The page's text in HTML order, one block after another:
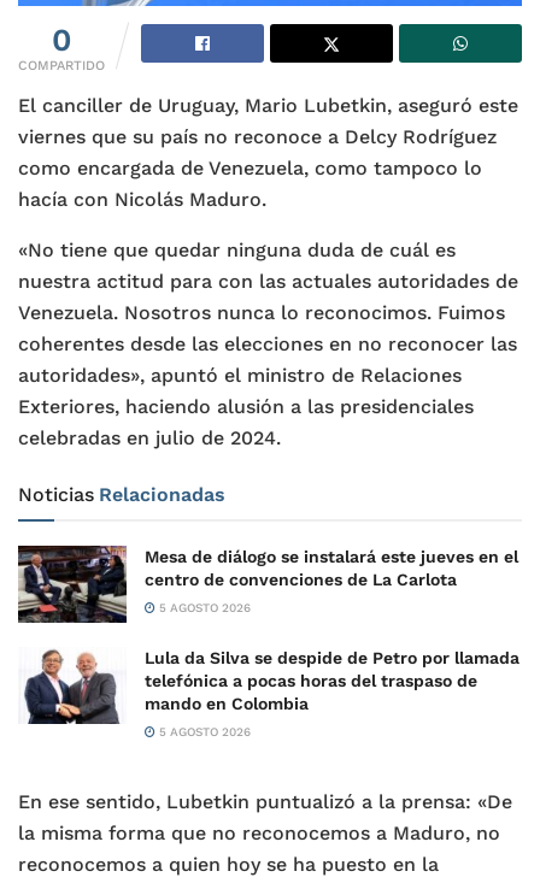
0
COMPARTIDO
El canciller de Uruguay, Mario Lubetkin, aseguró este
viernes que su país no reconoce a Delcy Rodríguez
como encargada de Venezuela, como tampoco lo
hacía con Nicolás Maduro.
«No tiene que quedar ninguna duda de cuál es
nuestra actitud para con las actuales autoridades de
Venezuela. Nosotros nunca lo reconocimos. Fuimos
coherentes desde las elecciones en no reconocer las
autoridades», apuntó el ministro de Relaciones
Exteriores, haciendo alusión a las presidenciales
celebradas en julio de 2024.
Noticias Relacionadas
Mesa de diálogo se instalará este jueves en el
centro de convenciones de La Carlota
5 AGOSTO 2026
Lula da Silva se despide de Petro por llamada
telefónica a pocas horas del traspaso de
mando en Colombia
5 AGOSTO 2026
En ese sentido, Lubetkin puntualizó a la prensa: «De
la misma forma que no reconocemos a Maduro, no
reconocemos a quien hoy se ha puesto en la